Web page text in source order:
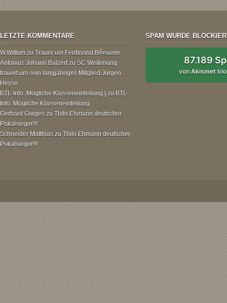
LETZTE KOMMENTARE
W.Wittum zu Trauer um Ferdinand BÃ¤uerle
Antonius Johann Balzertzu SC Weitenung
trauert um sein langjähriges Mitglied Jürgen
Heyse
BTL-Info: Mögliche Klasseneinteilung | zu BTL-
Info: Mögliche Klasseneinteilung
Gerhard Gorges zu Thilo Ehmann deutscher
Pokalsieger!!!
Schneider Matthias zu Thilo Ehmann deutscher
Pokalsieger!!!
SPAM WURDE
87.189
vonAkismet